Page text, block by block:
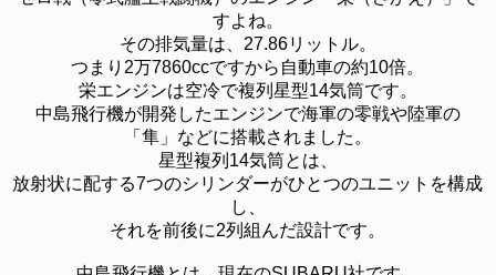
すよね。
その排気量は、27.86リットル。
つまり2万7860ccですから自動車の約10倍。
栄エンジンは空冷で複列星型14気筒です。
中島飛行機が開発したエンジンで海軍の零戦や陸軍の
「隼」などに搭載されました。
星型複列14気筒とは、
放射状に配する7つのシリンダーがひとつのユニットを構成
し、
それを前後に2列組んだ設計です。